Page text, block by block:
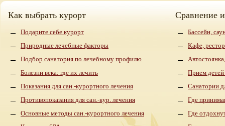
Как выбрать курорт
Подарите себе курорт
Природные лечебные факторы
Подбор санатория по лечебному профилю
Болезни века: где их лечить
Показания для сан.-курортного лечения
Противопоказания для сан.-кур. лечения
Основные методы сан.-курортного лечения
Сравнение
Бассейн,
Кафе,
Прием детей
Санатории
Где
Где